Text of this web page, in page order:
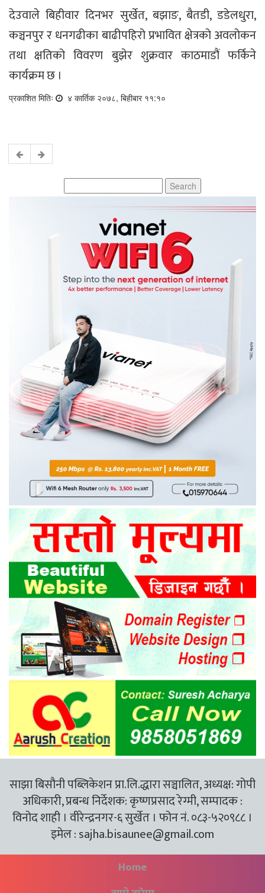
देउवाले बिहीवार दिनभर सुर्खेत, बझाङ, बैतडी, डडेलधुरा,
कञ्चनपुर र धनगढीका बाढीपहिरो प्रभावित क्षेत्रको अवलोकन
तथा क्षतिको विवरण बुझेर शुक्रवार काठमाडौं फर्किने
कार्यक्रम छ ।
प्रकाशित मितिः ४ कार्तिक २०७८, बिहीबार ११:१०
for:
साझा बिसौनी पब्लिकेशन प्रा.लि.द्धारा सञ्चालित, अध्यक्ष: गोपी
अधिकारी, प्रबन्ध निर्देशक: कृष्णप्रसाद रेग्मी, सम्पादक :
विनोद शाही । वीरेन्द्रनगर-६ सुर्खेत । फोन नं. ०८३-५२०९८८ ।
इमेल :sajha.bisaunee@gmail.com
Home